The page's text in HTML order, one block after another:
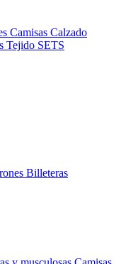
Camisas Calzado
Tejido SETS
Billeteras